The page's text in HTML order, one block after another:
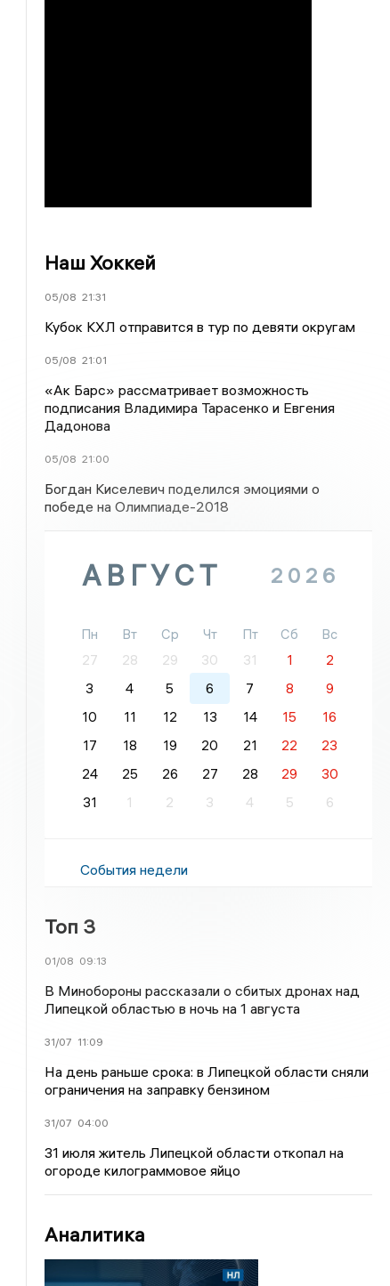
Наш Хоккей
05/08 21:31
Кубок КХЛ отправится в тур по девяти округам
05/08 21:01
«Ак Барс» рассматривает возможность
подписания Владимира Тарасенко и Евгения
Дадонова
05/08 21:00
Богдан Киселевич поделился эмоциями о
победе на Олимпиаде-2018
АВГУСТ 2026
Пн Вт Ср Чт Пт Сб
Вс
27
28 29 30 31 1
2
3
4 5 6 7 8
9
10
11 12 13 14 15
16
17
18 19 20 21 22
23
24
25 26 27 28 29
30
31
1 2 3 4 5 6
События недели
Топ 3
01/08 09:13
В Минобороны рассказали о сбитых дронах над
Липецкой областью в ночь на 1 августа
31/07 11:09
На день раньше срока: в Липецкой области сняли
ограничения на заправку бензином
31/07 04:00
31 июля житель Липецкой области откопал на
огороде килограммовое яйцо
Аналитика